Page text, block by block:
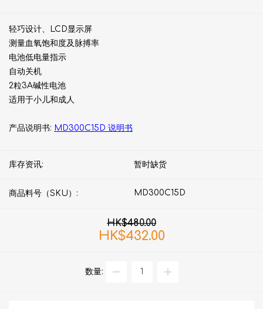
轻巧设计、LCD显示屏
测量血氧饱和度及脉搏率
电池低电量指示
自动关机
2粒3A碱性电池
适用于小儿和成人
产品说明书: MD300C15D 说明书
库存资讯: 暂时缺货
商品料号（SKU）: MD300C15D
HK$480.00
HK$432.00
数量: